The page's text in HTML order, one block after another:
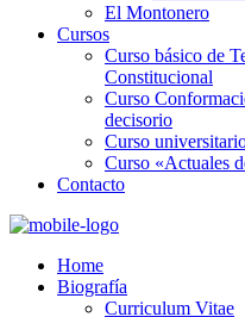
El Montonero
Cursos
Curso básico de
Constitucional
Curso
decisorio
Curso
Curso «Actuales
Contacto
Home
Biografía
Curriculum Vitae​